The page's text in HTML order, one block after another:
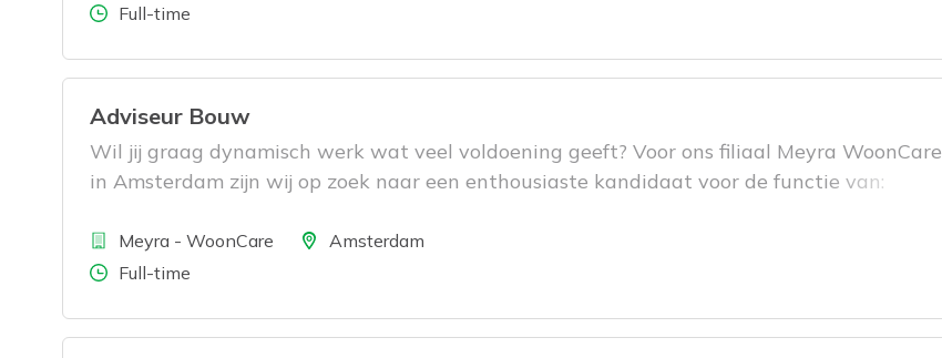
Aantal uren
Full-time
Adviseur Bouw
Wil jij graag dynamisch werk wat veel voldoening geeft? Voor ons filiaal Meyra WoonCare
in Amsterdam zijn wij op zoek naar een enthousiaste kandidaat voor de functie van:
BedrijfMeyra - WoonCare LocatieAmsterdam
Aantal uren
Full-time